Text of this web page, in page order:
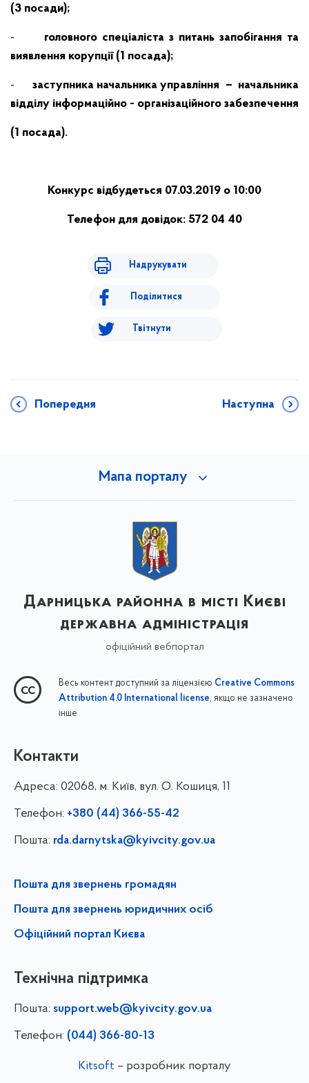
(3 посади);
- головного спеціаліста з питань запобігання та
виявлення корупції (1 посада);
- заступника начальника управління – начальника
відділу інформаційно - організаційного забезпечення
(1 посада).
Конкурс відбудеться 07.03.2019 о 10:00
Телефон для довідок: 572 04 40
Надрукувати
Поділитися
Твітнути
Попередня Наступна
Мапа порталу
Дарницька районна в місті Києві
державна адміністрація
офіційний вебпортал
Весь контент доступний за ліцензією Creative Commons
Attribution 4.0 International license, якщо не зазначено
інше
Контакти
Адреса: 02068, м. Київ, вул. О. Кошиця, 11
Телефон: +380 (44) 366-55-42
Пошта: rda.darnytska@kyivcity.gov.ua
Пошта для звернень громадян
Пошта для звернень юридичних осіб
Офіційний портал Києва
Технічна підтримка
Пошта: support.web@kyivcity.gov.ua
Телефон: (044) 366-80-13
Kitsoft – розробник порталу